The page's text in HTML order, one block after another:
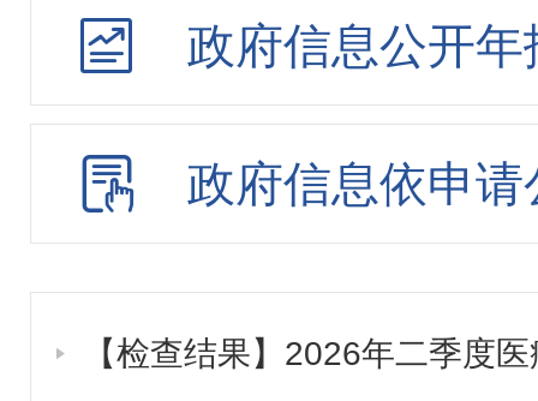
重大行政决策
公务员招考
政府信息公开年
政府信息依申请
【检查结果】2026年二季度